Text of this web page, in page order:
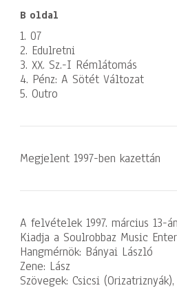
B oldal
1. 07
2. Edulretni
3. XX. Sz.-I Rémlátomás
4. Pénz: A Sötét Változat
5. Outro
Megjelent 1997-ben kazettán
A felvételek 1997. március 13-
Kiadja a Soulrobbaz Music
Hangmérnök: Bányai László
Zene: Lász
Szövegek: Csicsi